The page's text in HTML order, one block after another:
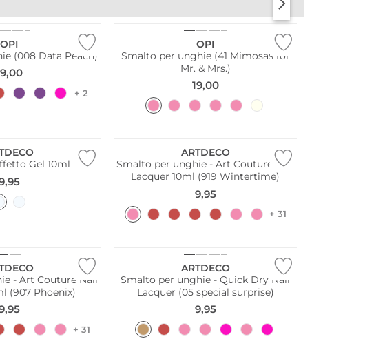
LBTY.
IGGYWOO
OPI
(008 Data Peach)
+ 2
OPI
Smalto per unghie (41 Mimosas for
Mr. & Mrs.)
19,00
Gel 10ml
ARTDECO
Smalto per unghie - Art Couture Nail
Lacquer 10ml (919 Wintertime)
9,95
+ 31
- Art Couture Nail
(907 Phoenix)
+ 31
ARTDECO
Smalto per unghie - Quick Dry Nail
Lacquer (05 special surprise)
9,95